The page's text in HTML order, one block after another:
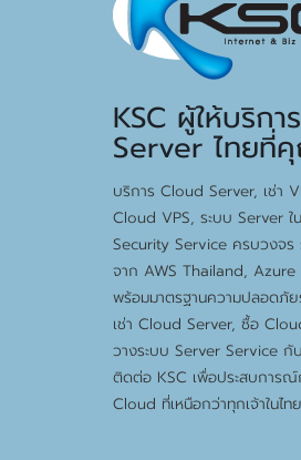
KSC ผู้ให้บริก
Server ไทยที่
บริการ Cloud Server, เช่า
Cloud VPS, ระบบ Server ใ
Security Service ครบวงจร
จาก AWS Thailand, Azure
พร้อมมาตรฐานความปลอดภัย
เช่า Cloud Server, ซื้อ
วางระบบ Server Service กั
ติดต่อ KSC เพื่อประสบการณ์
Cloud ที่เหนือกว่าทุกเจ้าในไทย